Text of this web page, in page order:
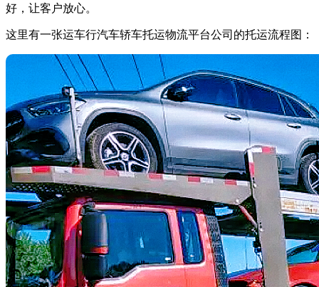
好，让客户放心。
这里有一张运车行汽车轿车托运物流平台公司的托运流程图：